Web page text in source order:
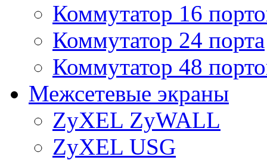
Коммутатор 16
Коммутатор 24 порта
Коммутатор 48
Межсетевые экраны
ZyXEL ZyWALL
ZyXEL USG